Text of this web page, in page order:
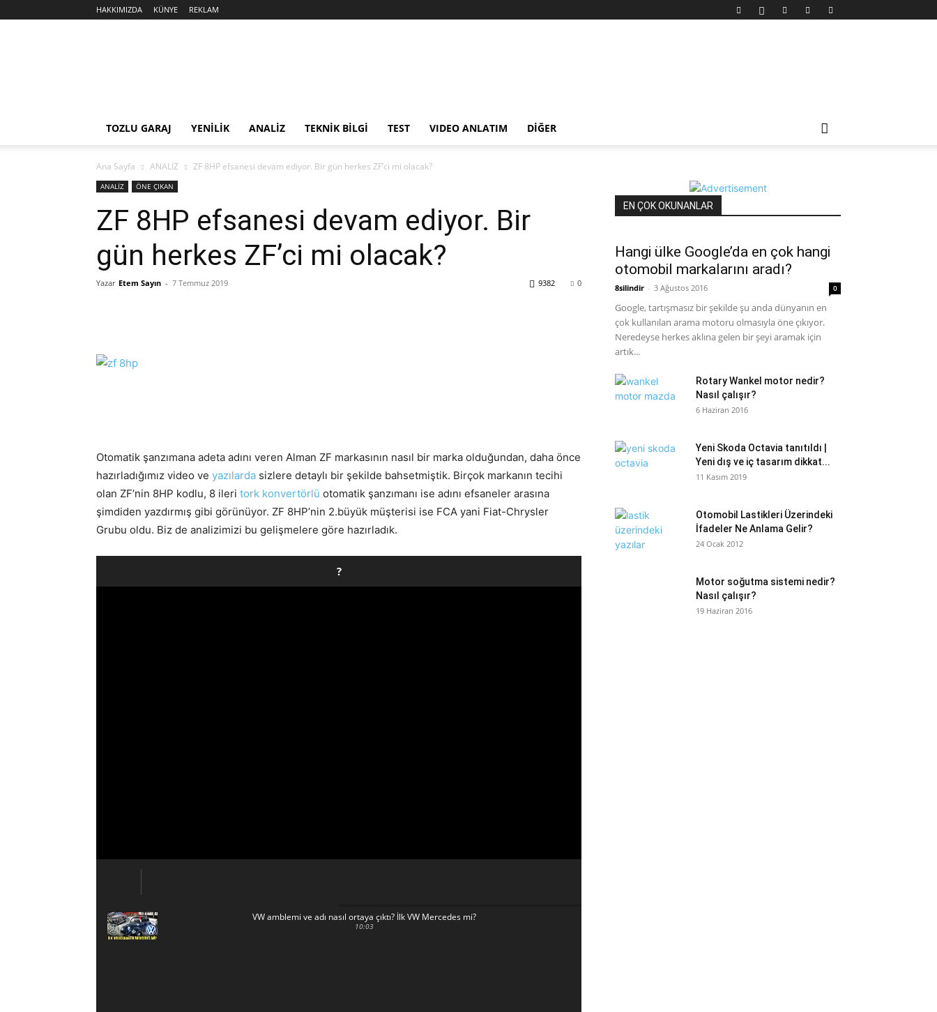
HAKKIMIZDA KÜNYE REKLAM
TOZLU GARAJ YENİLİK ANALİZ TEKNİK BİLGİ TEST VIDEO ANLATIM DİĞER
Ana Sayfa ANALİZ ZF 8HP efsanesi devam ediyor. Bir gün herkes ZF’ci mi olacak?
ANALİZ ÖNE ÇIKAN
ZF 8HP efsanesi devam ediyor. Bir
gün herkes ZF’ci mi olacak?
Yazar Etem Sayın - 7 Temmuz 2019 0
9382
Otomatik şanzımana adeta adını veren Alman ZF markasının nasıl bir marka olduğundan, daha önce
hazırladığımız video ve yazılarda sizlere detaylı bir şekilde bahsetmiştik. Birçok markanın tecihi
olan ZF’nin 8HP kodlu, 8 ileri tork konvertörlü otomatik şanzımanı ise adını efsaneler arasına
şimdiden yazdırmış gibi görünüyor. ZF 8HP’nin 2.büyük müşterisi ise FCA yani Fiat-Chrysler
Grubu oldu. Biz de analizimizi bu gelişmelere göre hazırladık.
?
VW amblemi ve adı nasıl ortaya çıktı? İlk VW Mercedes mi?
10:03
EN ÇOK OKUNANLAR
Hangi ülke Google’da en çok hangi
otomobil markalarını aradı?
8silindir - 3 Ağustos 2016 0
Google, tartışmasız bir şekilde şu anda dünyanın en
çok kullanılan arama motoru olmasıyla öne çıkıyor.
Neredeyse herkes aklına gelen bir şeyi aramak için
artık...
Rotary Wankel motor nedir?
Nasıl çalışır?
6 Haziran 2016
Yeni Skoda Octavia tanıtıldı |
Yeni dış ve iç tasarım dikkat...
11 Kasım 2019
Otomobil Lastikleri Üzerindeki
İfadeler Ne Anlama Gelir?
24 Ocak 2012
Motor soğutma sistemi nedir?
Nasıl çalışır?
19 Haziran 2016